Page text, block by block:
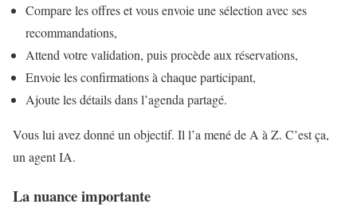
Compare les offres et vous envoie une sélection avec ses
recommandations,
Attend votre validation, puis procède aux réservations,
Envoie les confirmations à chaque participant,
Ajoute les détails dans l’agenda partagé.
Vous lui avez donné un objectif. Il l’a mené de A à Z. C’est ça,
un agent IA.
La nuance importante